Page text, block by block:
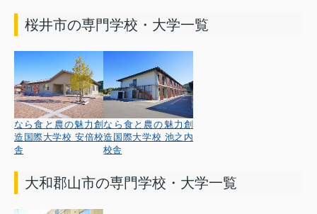
桜井市の専門学校・大学一覧
なら食と農の魅力創
造国際大学校 安倍校
舎
なら食と農の魅力創
造国際大学校 池之内
校舎
大和郡山市の専門学校・大学一覧